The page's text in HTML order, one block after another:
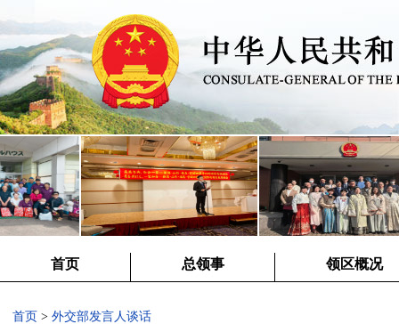
首页 总领事 领区概况
首页 > 外交部发言人谈话